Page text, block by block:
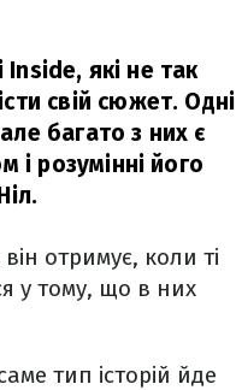
які не так
свій сюжет. Одні
багато з них є
і розумінні його
отримує, коли ті
у тому, що в них
тип історій йде